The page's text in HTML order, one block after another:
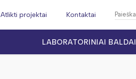
Atlikti projektai Kontaktai
LABORATORINIAI BALDAI